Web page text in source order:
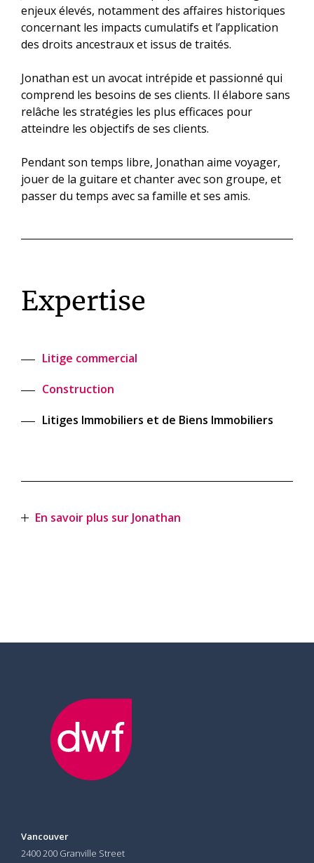
enjeux élevés, notamment des affaires historiques
concernant les impacts cumulatifs et l’application
des droits ancestraux et issus de traités.
Jonathan est un avocat intrépide et passionné qui
comprend les besoins de ses clients. Il élabore sans
relâche les stratégies les plus efficaces pour
atteindre les objectifs de ses clients.
Pendant son temps libre, Jonathan aime voyager,
jouer de la guitare et chanter avec son groupe, et
passer du temps avec sa famille et ses amis.
Expertise
Litige commercial
Construction
Litiges Immobiliers et de Biens Immobiliers
En savoir plus sur Jonathan
Vancouver
2400 200 Granville Street